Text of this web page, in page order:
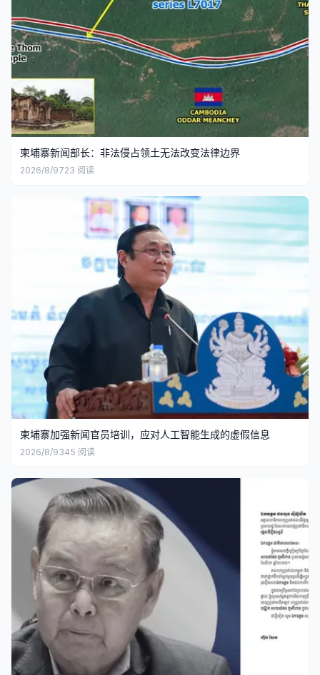
柬埔寨新闻部长：非法侵占领土无法改变法律边界
2026/8/9723 阅读
柬埔寨加强新闻官员培训，应对人工智能生成的虚假信息
2026/8/9345 阅读